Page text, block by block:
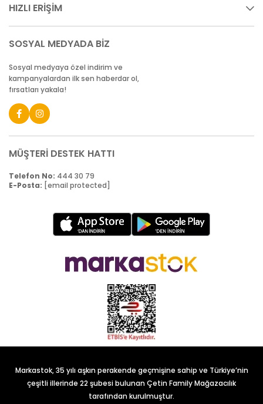
HIZLI ERİŞİM
SOSYAL MEDYADA BİZ
Sosyal medyaya özel indirim ve
kampanyalardan ilk sen haberdar ol,
fırsatları yakala!
MÜŞTERİ DESTEK HATTI
Telefon No: 444 30 79
E-Posta: [email protected]
Markastok, 35 yılı aşkın perakende geçmişine sahip ve Türkiye’nin
çeşitli illerinde 22 şubesi bulunan Çetin Family Mağazacılık
tarafından kurulmuştur.